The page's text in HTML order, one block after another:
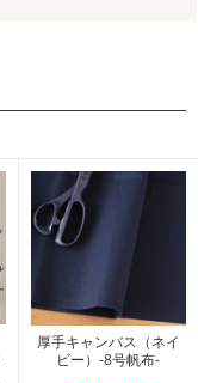
厚手キャンバス（ネイ
ビー）-8号帆布-